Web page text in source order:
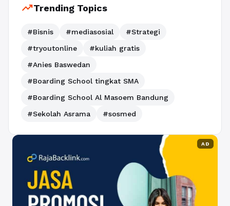
trending_upTrending Topics
#Bisnis #mediasosial
#Strategi
#tryoutonline
#kuliah gratis
#Anies Baswedan
#Boarding School tingkat SMA
#Boarding School Al Masoem Bandung
#Sekolah Asrama
#sosmed
AD